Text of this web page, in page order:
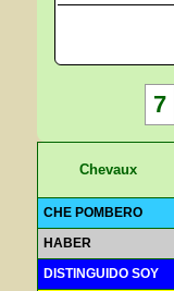
7
Chevaux
CHE POMBERO
HABER
DISTINGUIDO SOY